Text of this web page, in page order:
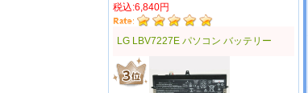
税込:6,840円
LG LBV7227E パソコン バッテリー